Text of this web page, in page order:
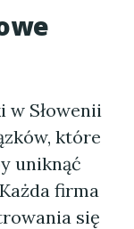
w Słowenii
które
uniknąć
firma
się